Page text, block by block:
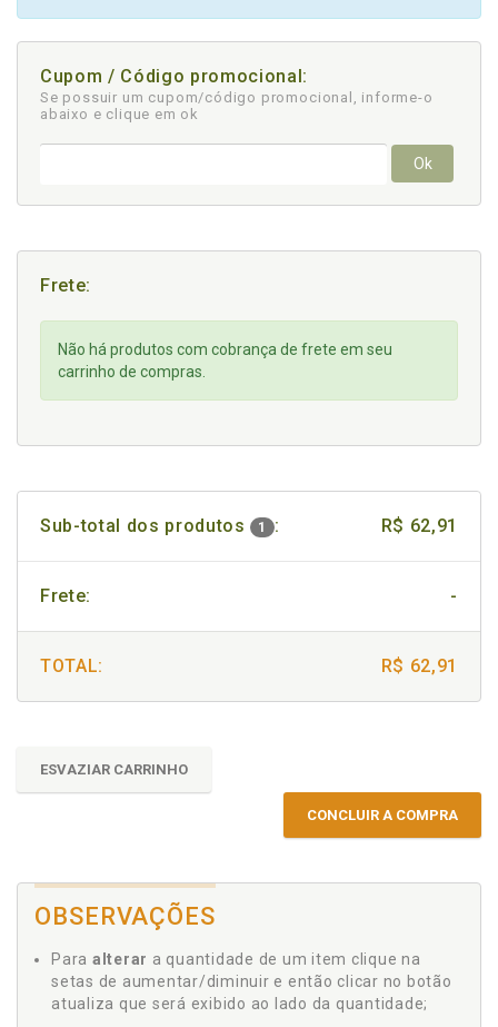
Cupom / Código promocional:
Se possuir um cupom/código promocional, informe-o
abaixo e clique em ok
Ok
Frete:
Não há produtos com cobrança de frete em seu
carrinho de compras.
Sub-total dos produtos 1 : R$ 62,91
Frete: -
TOTAL: R$ 62,91
ESVAZIAR CARRINHO
CONCLUIR A COMPRA
OBSERVAÇÕES
Para alterar a quantidade de um item clique na
setas de aumentar/diminuir e então clicar no botão
atualiza que será exibido ao lado da quantidade;